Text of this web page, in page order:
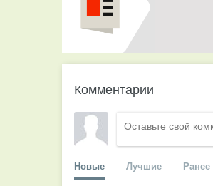
Комментарии
Новые Лучшие Ранее